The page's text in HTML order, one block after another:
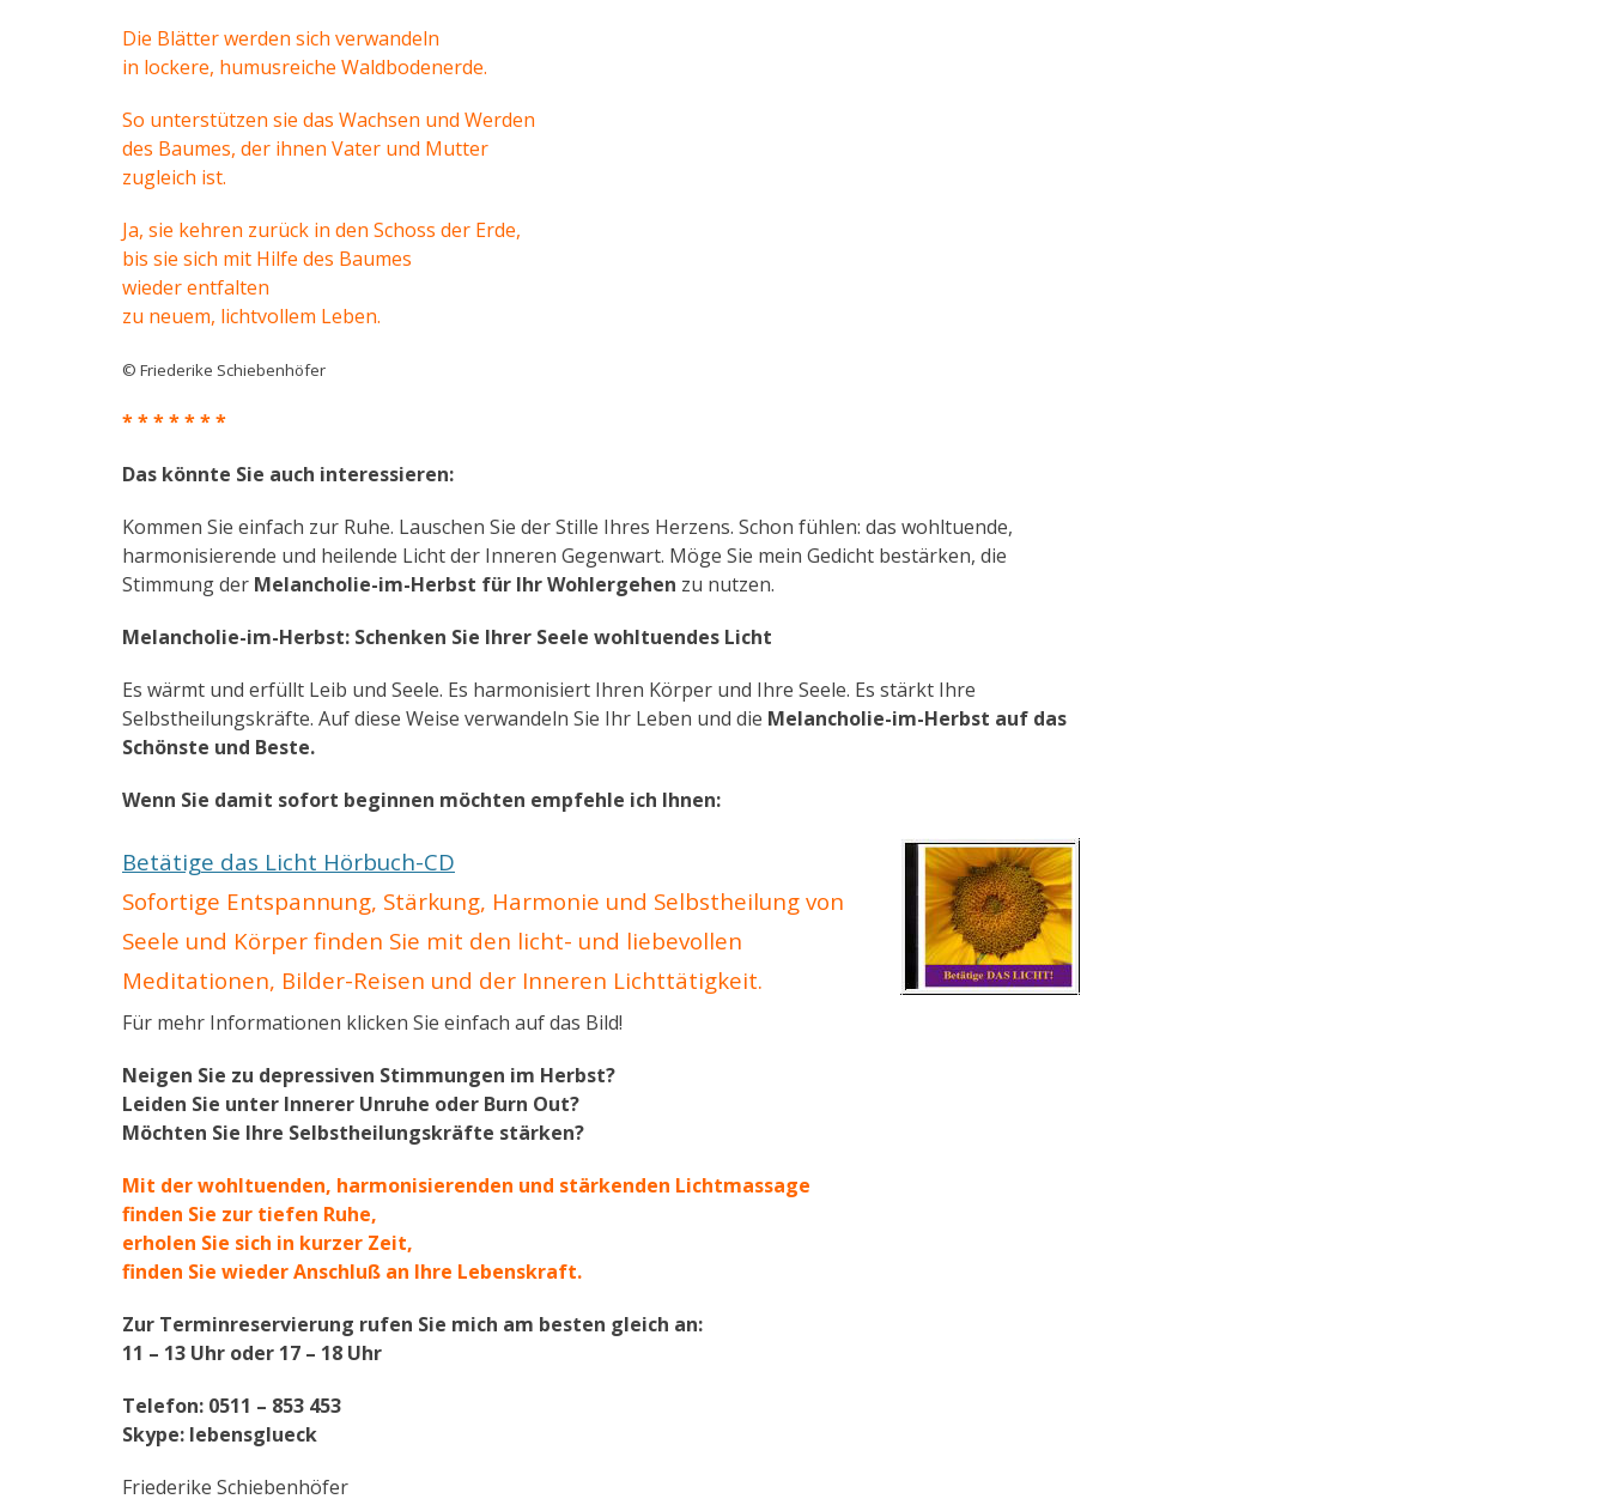
Die Blätter werden sich verwandeln
in lockere, humusreiche Waldbodenerde.
So unterstützen sie das Wachsen und Werden
des Baumes, der ihnen Vater und Mutter
zugleich ist.
Ja, sie kehren zurück in den Schoss der Erde,
bis sie sich mit Hilfe des Baumes
wieder entfalten
zu neuem, lichtvollem Leben.
© Friederike Schiebenhöfer
* * * * * * *
Das könnte Sie auch interessieren:
Kommen Sie einfach zur Ruhe. Lauschen Sie der Stille Ihres Herzens. Schon fühlen: das wohltuende,
harmonisierende und heilende Licht der Inneren Gegenwart. Möge Sie mein Gedicht bestärken, die
Stimmung der Melancholie-im-Herbst für Ihr Wohlergehen zu nutzen.
Melancholie-im-Herbst: Schenken Sie Ihrer Seele wohltuendes Licht
Es wärmt und erfüllt Leib und Seele. Es harmonisiert Ihren Körper und Ihre Seele. Es stärkt Ihre
Selbstheilungskräfte. Auf diese Weise verwandeln Sie Ihr Leben und die Melancholie-im-Herbst auf das
Schönste und Beste.
Wenn Sie damit sofort beginnen möchten empfehle ich Ihnen:
Betätige das Licht Hörbuch-CD
Sofortige Entspannung, Stärkung, Harmonie und Selbstheilung von
Seele und Körper finden Sie mit den licht- und liebevollen
Meditationen, Bilder-Reisen und der Inneren Lichttätigkeit.
Für mehr Informationen klicken Sie einfach auf das Bild!
Neigen Sie zu depressiven Stimmungen im Herbst?
Leiden Sie unter Innerer Unruhe oder Burn Out?
Möchten Sie Ihre Selbstheilungskräfte stärken?
Mit der wohltuenden, harmonisierenden und stärkenden Lichtmassage
finden Sie zur tiefen Ruhe,
erholen Sie sich in kurzer Zeit,
finden Sie wieder Anschluß an Ihre Lebenskraft.
Zur Terminreservierung rufen Sie mich am besten gleich an:
11 – 13 Uhr oder 17 – 18 Uhr
Telefon: 0511 – 853 453
Skype: lebensglueck
Friederike Schiebenhöfer